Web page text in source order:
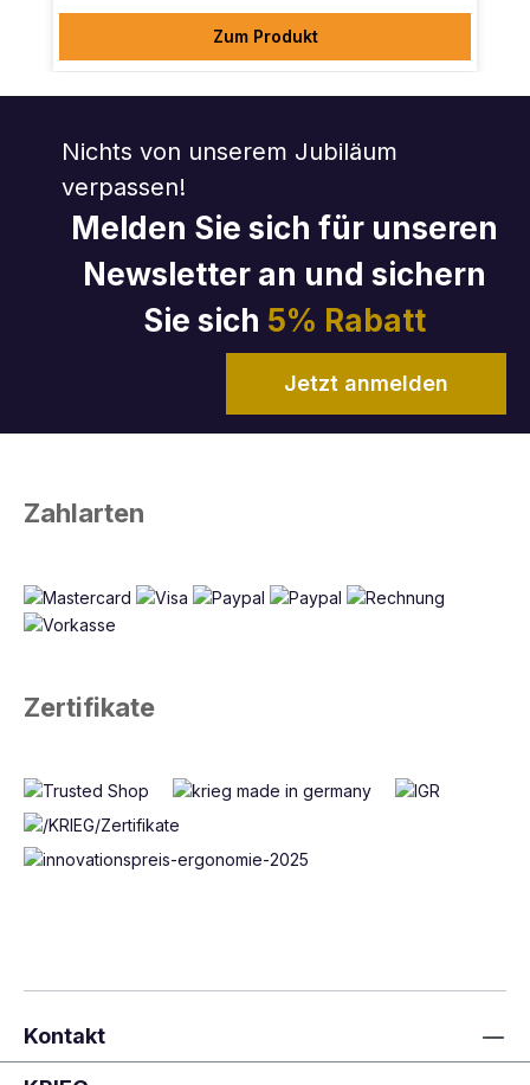
Zum Produkt
Nichts von unserem Jubiläum
verpassen!
Melden Sie sich für unseren
Newsletter an und sichern
Sie sich 5% Rabatt
Jetzt anmelden
Zahlarten
Zertifikate
Kontakt